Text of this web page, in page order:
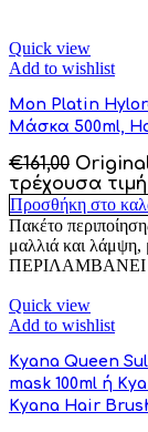
Quick view
Add to wishlist
Mon Platin
Μάσκα 500ml,
€161,00 Original
τρέχουσα τιμή
Προσθήκη στο
Πακέτο
μαλλιά και
ΠΕΡΙΛΑΜΒΑΝΕΙ
Quick view
Add to wishlist
Kyana Queen
mask 100ml ή
Kyana Hair